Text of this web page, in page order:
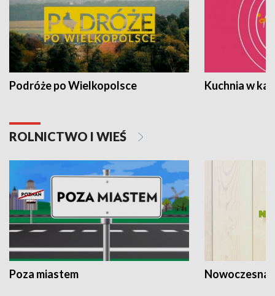
Podróże po Wielkopolsce Kuchnia w
ROLNICTWO I WIEŚ
Poza miastem Nowoczesna